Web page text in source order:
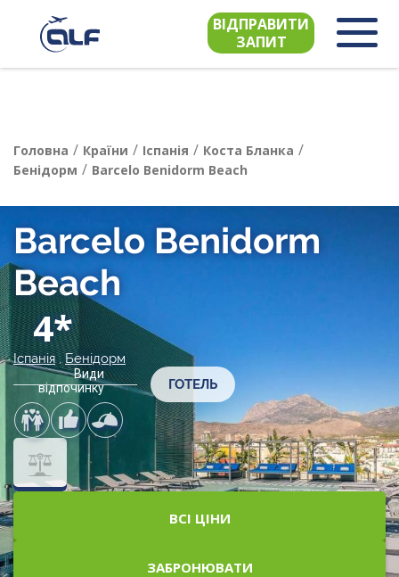
ВІДПРАВИТИ
ЗАПИТ
Головна / Країни / Іспанія / Коста Бланка /
Бенідорм / Barcelo Benidorm Beach
Barcelo Benidorm
Beach
4*
Іспанія,Бенідорм
Види
відпочинку
ГОТЕЛЬ
ВСІ ЦІНИ
ЗАБРОНЮВАТИ